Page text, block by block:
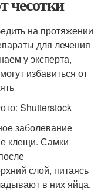
на протяжении
для лечения
у эксперта,
избавиться от
Shutterstock
заболевание
клещи. Самки
слой, питаясь
в них яйца.